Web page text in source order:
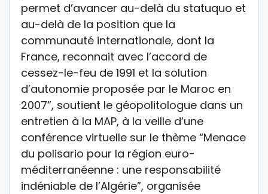
permet d’avancer au-delà du statuquo et
au-delà de la position que la
communauté internationale, dont la
France, reconnait avec l’accord de
cessez-le-feu de 1991 et la solution
d’autonomie proposée par le Maroc en
2007”, soutient le géopolitologue dans un
entretien à la MAP, à la veille d’une
conférence virtuelle sur le thème “Menace
du polisario pour la région euro-
méditerranéenne : une responsabilité
indéniable de l’Algérie”, organisée